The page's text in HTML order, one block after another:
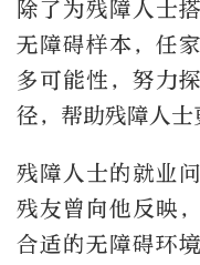
除了为残障人士
无障碍样本，任
多可能性，努力
径，帮助残障人士
残障人士的就业
残友曾向他反映
合适的无障碍环